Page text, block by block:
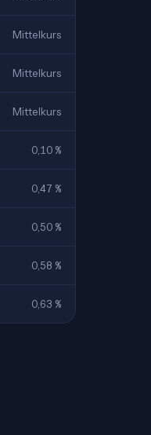
Mittelkurs
Mittelkurs
Mittelkurs
0,10 %
0,47 %
0,50 %
0,58 %
0,63 %